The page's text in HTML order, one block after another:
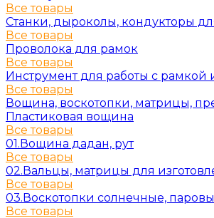
Все товары
Станки, дыроколы, кондукторы
Все товары
Проволока для рамок
Все товары
Инструмент для работы с
Все товары
Вощина, воскотопки, матрицы,
Пластиковая вощина
Все товары
01.Вощина дадан, рут
Все товары
02.Вальцы, матрицы для
Все товары
03.Воскотопки солнечные,
Все товары